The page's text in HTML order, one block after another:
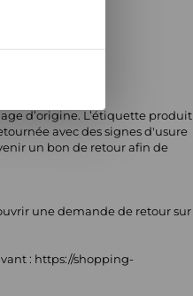
d’origine. L’étiquette produit
avec des signes d'usure
un bon de retour afin de
une demande de retour sur
: https://shopping-